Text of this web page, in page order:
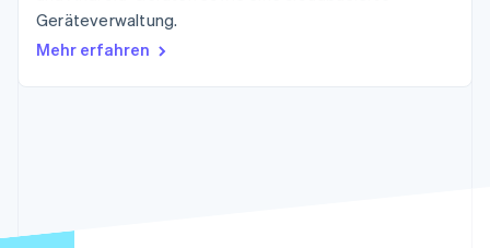
Mehr
Product roadmap
Ausblick
Radar
Öffentlicher Sektor
Einzelhandel
Code-Beispiele
Entwickler-Blog
API-Status
Geräteverwaltung.
Mehr erfahren